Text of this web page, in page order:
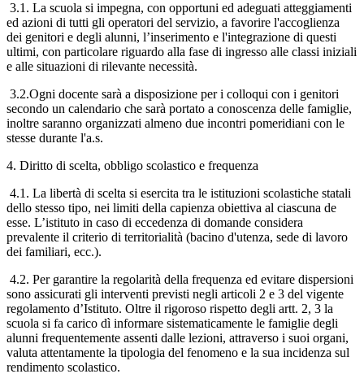
3.1. La scuola si impegna, con opportuni ed adeguati atteggiamenti
ed azioni di tutti gli operatori del servizio, a favorire l'accoglienza
dei genitori e degli alunni, l’inserimento e l'integrazione di questi
ultimi, con particolare riguardo alla fase di ingresso alle classi iniziali
e alle situazioni di rilevante necessità.
3.2.Ogni docente sarà a disposizione per i colloqui con i genitori
secondo un calendario che sarà portato a conoscenza delle famiglie,
inoltre saranno organizzati almeno due incontri pomeridiani con le
stesse durante l'a.s.
4. Diritto di scelta, obbligo scolastico e frequenza
4.1. La libertà di scelta si esercita tra le istituzioni scolastiche statali
dello stesso tipo, nei limiti della capienza obiettiva al ciascuna de
esse. L’istituto in caso di eccedenza di domande considera
prevalente il criterio di territorialità (bacino d'utenza, sede di lavoro
dei familiari, ecc.).
4.2. Per garantire la regolarità della frequenza ed evitare dispersioni
sono assicurati gli interventi previsti negli articoli 2 e 3 del vigente
regolamento d’Istituto. Oltre il rigoroso rispetto degli artt. 2, 3 la
scuola si fa carico dì informare sistematicamente le famiglie degli
alunni frequentemente assenti dalle lezioni, attraverso i suoi organi,
valuta attentamente la tipologia del fenomeno e la sua incidenza sul
rendimento scolastico.